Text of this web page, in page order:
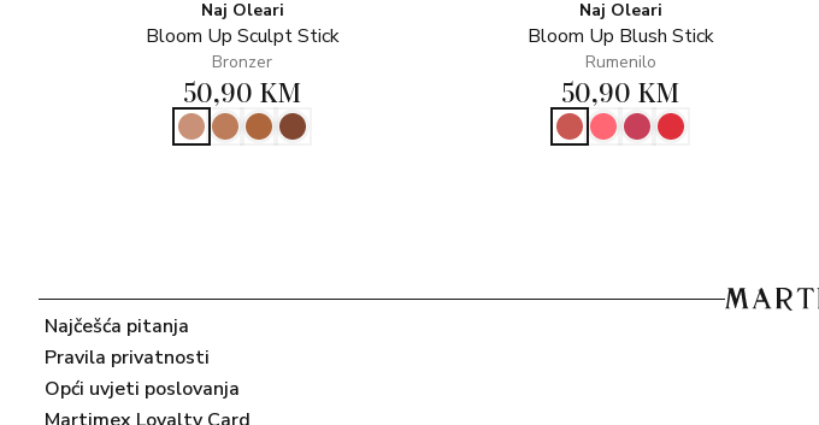
Naj Oleari
Bloom Up Sculpt Stick
Bronzer
50,90 KM
Naj Oleari
Bloom Up Blush Stick
Rumenilo
50,90 KM
Najčešća pitanja
Pravila privatnosti
Opći uvjeti poslovanja